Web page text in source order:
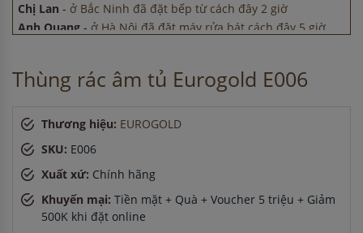
Chị Lan - ở Bắc Ninh đã đặt bếp từ cách đây 2 giờ
Anh Quang - ở Hà Nội đã đặt máy rửa bát cách đây 5 giờ
Thùng rác âm tủ Eurogold E006
Thương hiệu: EUROGOLD
SKU: E006
Xuất xứ: Chính hãng
Khuyến mại: Tiền mặt + Quà + Voucher 5 triệu + Giảm
500K khi đặt online